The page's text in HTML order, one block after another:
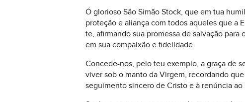
Ó glorioso São Simão Stock, que em tua
proteção e aliança com todos aqueles que a
te, afirmando sua promessa de salvação
em sua compaixão e fidelidade.
Concede-nos, pelo teu exemplo, a graça de
viver sob o manto da Virgem, recordando
seguimento sincero de Cristo e à renúncia ao